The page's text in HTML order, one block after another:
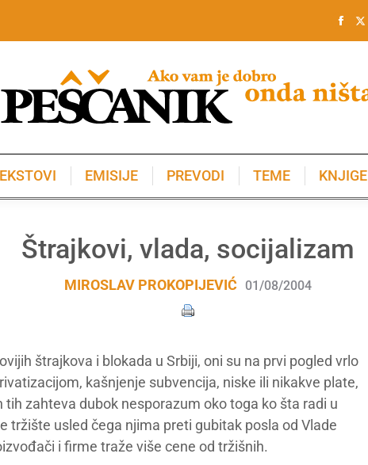
EMISIJE PREVODI TEME KNJIGE
Štrajkovi, vlada, socijalizam
MIROSLAV PROKOPIJEVIĆ 01/08/2004
štrajkova i blokada u Srbiji, oni su na prvi pogled vrlo
kašnjenje subvencija, niske ili nikakve plate,
zahteva dubok nesporazum oko toga ko šta radi u
tržište usled čega njima preti gubitak posla od Vlade
i firme traže više cene od tržišnih.
KNJIGE